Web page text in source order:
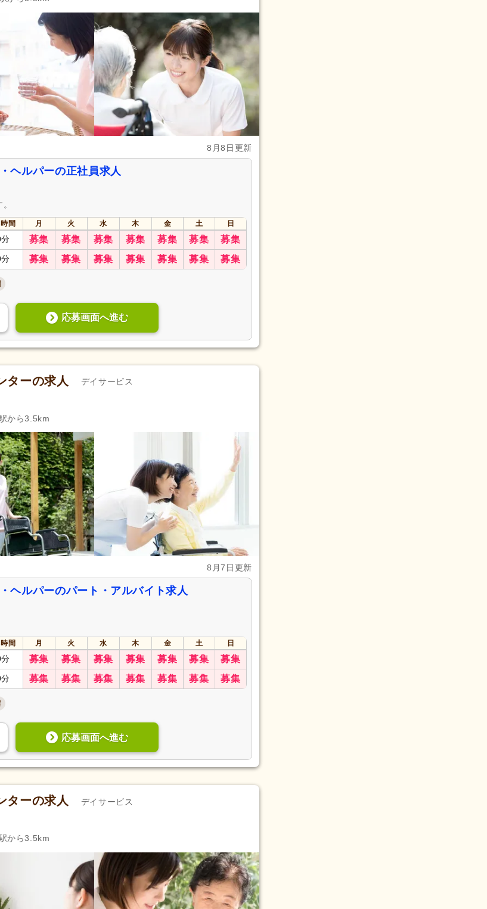
(8,337) (37,945)
(1,394)
(14,352) 日勤のみ可(28,492)
のみ可(4,217) 午後のみ可 (4,440)
から可(2,828) 週2日から可 (1,857)
から可 シフト相談可
研修（旧ヘルパー1級・基礎研
介護福祉士(8,624)
師(164) 看護師(6,055)
事務 (68) 理学療法士(1,756)
聴覚士 (565) 視能訓練士(74)
整復師
栄養士
用具専門相談員(63)
車免許（二種） 認知症介護基礎研修
担当者研修(3)
検査技師(100) 臨床工学技士
衛生士(1,700)
ビス管理責任者研修(123)
支援従事者現任研修(6)
行動障害支援者養成研修(3) 保育士 (234)
園教諭2種 (58) 教員免許 (164)
2日(10,202) 4週8休(1,934)
祝休み(1,641) 土曜休み (741)
休日100日以上(3,354) 年間休日110日以上(4,455)
年金(2,226) 昇給あり(40,443)
金あり (13,736) 日・祝給与アップ (2,514)
取得支援あり(10,679) 通勤手当 (32,011)
改善手当(7,338) 制服あり(24,168)
社宅あり
控除内考慮あり (2,796)
(8,241) 日払い・週払い可
制あり(831) 転勤なし(30,803)
車通勤可(18,400) 自転車通勤可(38,007)
8月8日更新
ヘルパーの正社員求人
間 月 火 水 木 金 土 日
募集 募集 募集 募集 募集 募集 募集
募集 募集 募集 募集 募集 募集 募集
応募画面へ進む
ターの求人 デイサービス
から3.5km
8月7日更新
ヘルパーのパート・アルバイト求人
間 月 火 水 木 金 土 日
募集 募集 募集 募集 募集 募集 募集
募集 募集 募集 募集 募集 募集 募集
応募画面へ進む
ターの求人 デイサービス
から3.5km